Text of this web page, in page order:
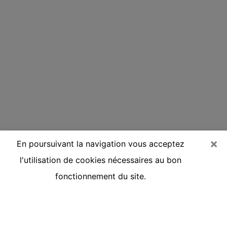
×
En poursuivant la navigation vous acceptez
l'utilisation de cookies nécessaires au bon
fonctionnement du site.